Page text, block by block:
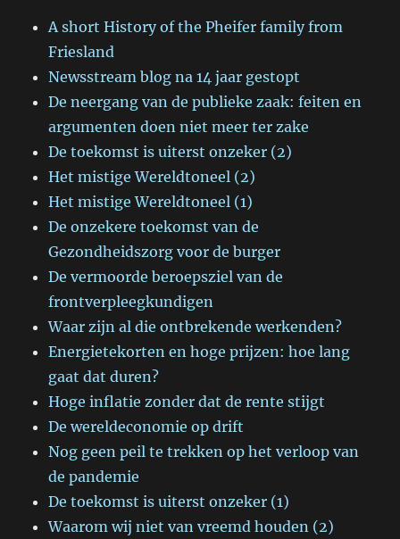
A short History of the Pheifer family from
Friesland
Newsstream blog na 14 jaar gestopt
De neergang van de publieke zaak: feiten en
argumenten doen niet meer ter zake
De toekomst is uiterst onzeker (2)
Het mistige Wereldtoneel (2)
Het mistige Wereldtoneel (1)
De onzekere toekomst van de
Gezondheidszorg voor de burger
De vermoorde beroepsziel van de
frontverpleegkundigen
Waar zijn al die ontbrekende werkenden?
Energietekorten en hoge prijzen: hoe lang
gaat dat duren?
Hoge inflatie zonder dat de rente stijgt
De wereldeconomie op drift
Nog geen peil te trekken op het verloop van
de pandemie
De toekomst is uiterst onzeker (1)
Waarom wij niet van vreemd houden (2)